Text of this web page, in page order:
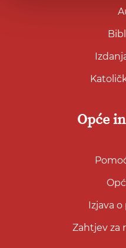
Opće
Izjava
Zahtjev za